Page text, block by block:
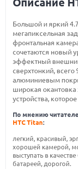
Описание
Большой и яркий
мегапиксельная
фронтальная
сочетаются новый
эффектный
сверхтонкий,
алюминиевым
широкая
устройства,
По мнению
HTC Titan:
легкий, красивый,
хорошей камерой,
выступать в
батареей, дорогой.